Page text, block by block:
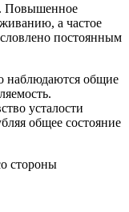
Повышенное
а частое
постоянным
наблюдаются общие
усталости
общее состояние
стороны